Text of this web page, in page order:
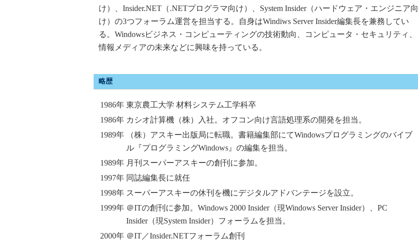
け）、Insider.NET（.NETプログラマ向け）、System Insider（ハードウェア・エンジニア向
け）の3つフォーラム運営を担当する。自身はWindiws Server Insider編集長を兼務してい
る。Windowsビジネス・コンピューティングの技術動向、コンピュータ・セキュリティ、
情報メディアの未来などに興味を持っている。
略歴
1986年 東京農工大学 材料システム工学科卒
1986年 カシオ計算機（株）入社。オフコン向け言語処理系の開発を担当。
1989年
（株）アスキー出版局に転職。書籍編集部にてWindowsプログラミングのバイブ
ル『プログラミングWindows』の編集を担当。
1989年 月刊スーパーアスキーの創刊に参加。
1997年 同誌編集長に就任
1998年 スーパーアスキーの休刊を機にデジタルアドバンテージを設立。
1999年 ＠ITの創刊に参加。Windows 2000 Insider（現Windows Server Insider）、PC
Insider（現System Insider）フォーラムを担当。
2000年 ＠IT／Insider.NETフォーラム創刊